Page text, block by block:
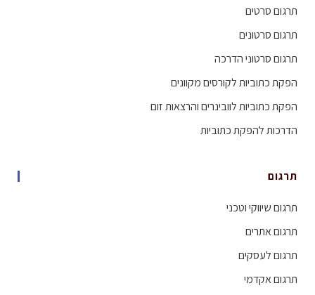
תרגום סרטים
תרגום סרטונים
תרגום סרטוני הדרכה
הפקת כתוביות לקורסים מקוונים
הפקת כתוביות לוובינרים והרצאות זום
הדרכות להפקת כתוביות
תרגום
תרגום שיווקי וטכני
תרגום אתרים
תרגום לעסקים
תרגום אקדמי